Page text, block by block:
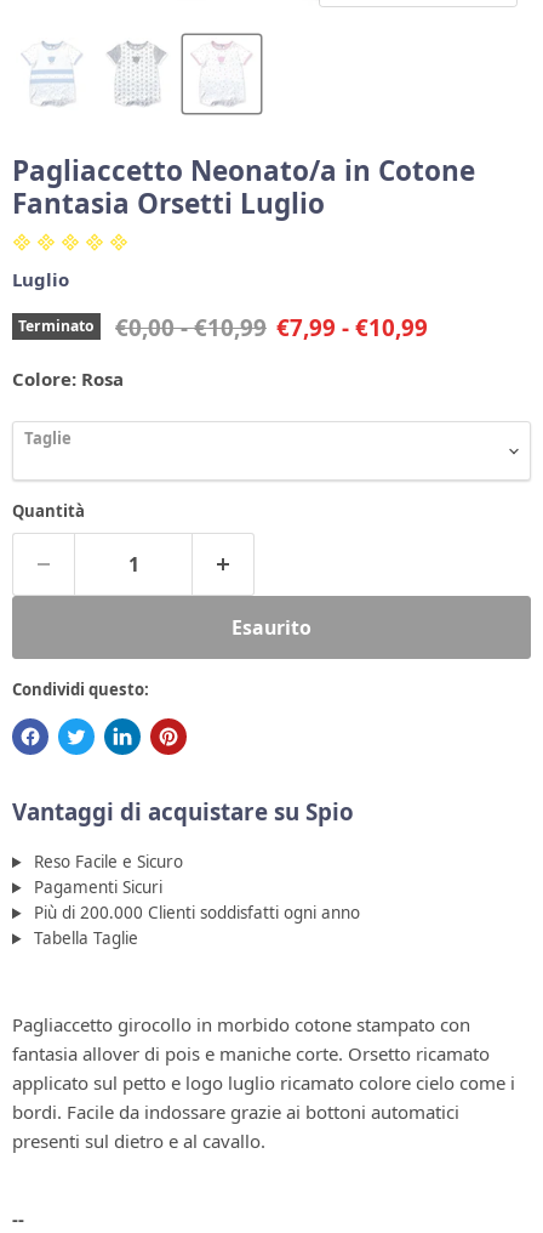
Pagliaccetto Neonato/a in Cotone
Fantasia Orsetti Luglio
Luglio
Terminato Prezzo originale
€0,00-Prezzo originale
€10,99 €7,99 - €10,99
Colore: Rosa
Taglie
Quantità
Esaurito
Condividi questo:
Vantaggi di acquistare su Spio
Reso Facile e Sicuro
Pagamenti Sicuri
Più di 200.000 Clienti soddisfatti ogni anno
Tabella Taglie
Pagliaccetto girocollo in morbido cotone stampato con
fantasia allover di pois e maniche corte. Orsetto ricamato
applicato sul petto e logo luglio ricamato colore cielo come i
bordi. Facile da indossare grazie ai bottoni automatici
presenti sul dietro e al cavallo.
--